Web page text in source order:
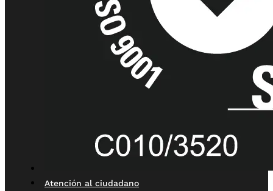
Atención al ciudadano